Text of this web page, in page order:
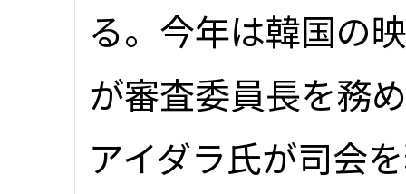
る。今年は韓国の
が審査委員長を務
アイダラ氏が司会